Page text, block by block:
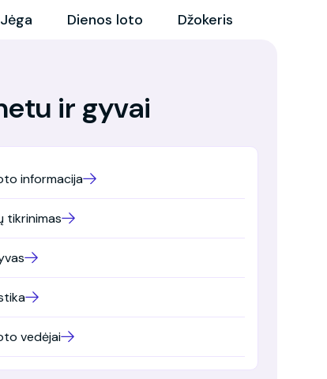
Jėga Dienos loto Džokeris
ir gyvai
informacija
tikrinimas
vedėjai